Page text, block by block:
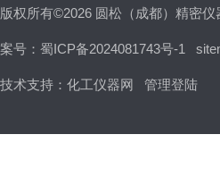
版权所有©2026 圆松（成都）精密
案号：蜀ICP备2024081743号-1
技术支持： 化工仪器网 管理登陆